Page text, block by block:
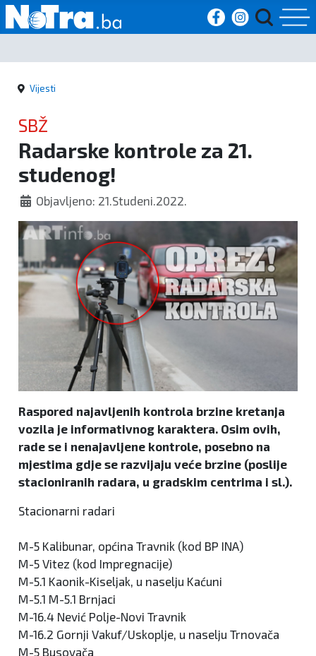
Početna
Vijesti
Sport
Kultura
Crna
kronika
Politika
Zanimljivosti
Vijesti
SBŽ
Radarske kontrole za 21.
studenog!
Objavljeno: 21.Studeni.2022.
Raspored najavljenih kontrola brzine kretanja
vozila je informativnog karaktera. Osim ovih,
rade se i nenajavljene kontrole, posebno na
mjestima gdje se razvijaju veće brzine (poslije
stacioniranih radara, u gradskim centrima i sl.).
Stacionarni radari
M-5 Kalibunar, općina Travnik (kod BP INA)
M-5 Vitez (kod Impregnacije)
M-5.1 Kaonik-Kiseljak, u naselju Kaćuni
M-5.1 M-5.1 Brnjaci
M-16.4 Nević Polje-Novi Travnik
M-16.2 Gornji Vakuf/Uskoplje, u naselju Trnovača
M-5 Busovača